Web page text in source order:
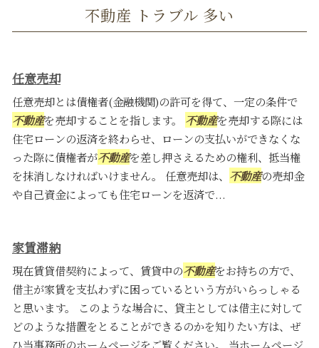
不動産 トラブル 多い
任意売却
任意売却とは債権者(金融機関)の許可を得て、一定の条件で
不動産を売却することを指します。 不動産を売却する際には
住宅ローンの返済を終わらせ、ローンの支払いができなくな
った際に債権者が不動産を差し押さえるための権利、抵当権
を抹消しなければいけません。 任意売却は、 不動産の売却金
や自己資金によっても住宅ローンを返済で...
家賃滞納
現在賃貸借契約によって、賃貸中の不動産をお持ちの方で、
借主が家賃を支払わずに困っているという方がいらっしゃる
と思います。 このような場合に、貸主としては借主に対して
どのような措置をとることができるのかを知りたい方は、ぜ
ひ当事務所のホームページをご覧ください。 当ホームページ